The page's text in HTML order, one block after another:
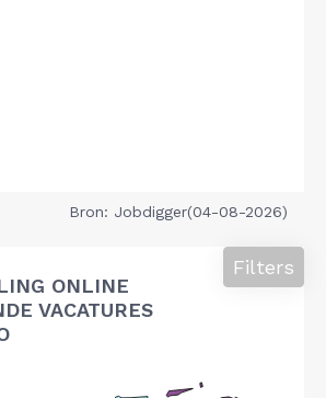
Bron: Jobdigger(04-08-2026)
ONLINE
VACATURES
Filters